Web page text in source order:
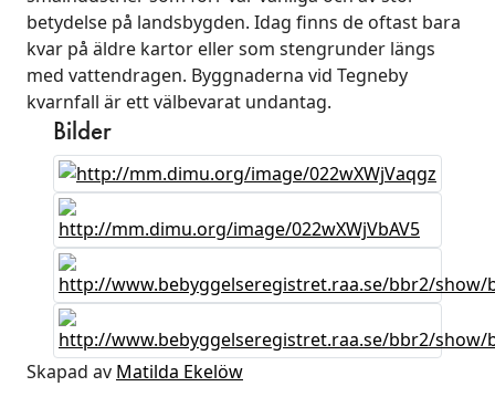
betydelse på landsbygden. Idag finns de oftast bara
kvar på äldre kartor eller som stengrunder längs
med vattendragen. Byggnaderna vid Tegneby
kvarnfall är ett välbevarat undantag.
Bilder
Skapad av Matilda Ekelöw